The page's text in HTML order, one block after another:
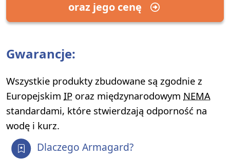
oraz jego cenę
Gwarancje:
Wszystkie produkty zbudowane są zgodnie z
Europejskim IP oraz międzynarodowym NEMA
standardami, które stwierdzają odporność na
wodę i kurz.
Dlaczego Armagard?